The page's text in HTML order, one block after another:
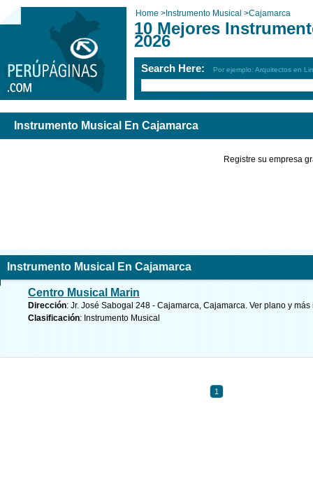
Home > Instrumento Musical >Cajamarca
10 Mejores
2026
Search Here: Por ejemplo: Arquitectos en
Instrumento Musical En Cajamarca
Registre su empresa
Instrumento Musical En Cajamarca
Centro Musical Marin
Dirección: Jr. José Sabogal 248 - Cajamarca, Cajamarca. Ver plano y más
Clasificación: Instrumento Musical
1